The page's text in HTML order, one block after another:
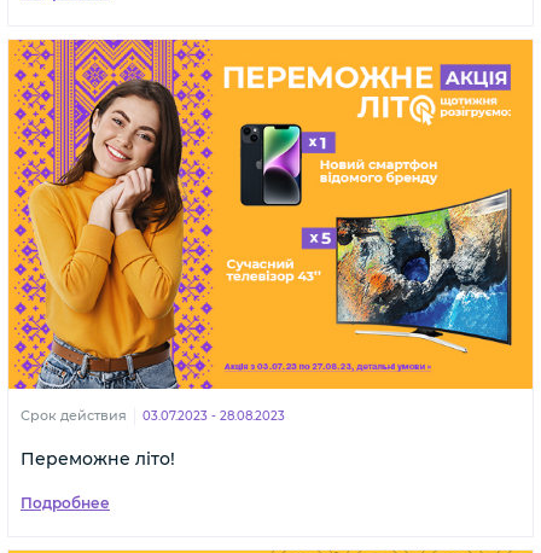
Срок действия 03.07.2023 - 28.08.2023
Переможне літо!
Подробнее